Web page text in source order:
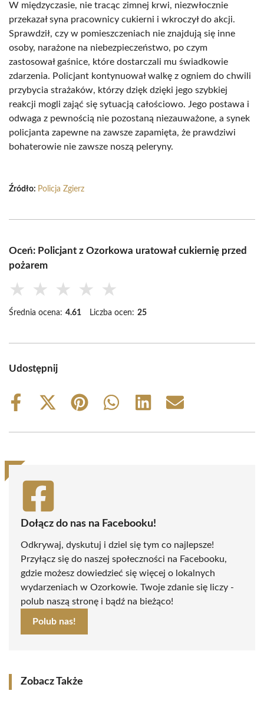
W międzyczasie, nie tracąc zimnej krwi, niezwłocznie
przekazał syna pracownicy cukierni i wkroczył do akcji.
Sprawdził, czy w pomieszczeniach nie znajdują się inne
osoby, narażone na niebezpieczeństwo, po czym
zastosował gaśnice, które dostarczali mu świadkowie
zdarzenia. Policjant kontynuował walkę z ogniem do chwili
przybycia strażaków, którzy dzięk dzięki jego szybkiej
reakcji mogli zająć się sytuacją całościowo. Jego postawa i
odwaga z pewnością nie pozostaną niezauważone, a synek
policjanta zapewne na zawsze zapamięta, że prawdziwi
bohaterowie nie zawsze noszą peleryny.
Źródło: Policja Zgierz
Oceń: Policjant z Ozorkowa uratował cukiernię przed
pożarem
★ ★ ★ ★ ★
Średnia ocena: 4.61 Liczba ocen: 25
Udostępnij
Share
Share
(Twitter)
Share
Share
Share
Share
Dołącz do nas na Facebooku!
Odkrywaj, dyskutuj i dziel się tym co najlepsze!
Przyłącz się do naszej społeczności na Facebooku,
gdzie możesz dowiedzieć się więcej o lokalnych
wydarzeniach w Ozorkowie. Twoje zdanie się liczy -
polub naszą stronę i bądź na bieżąco!
Polub nas!
Zobacz Także